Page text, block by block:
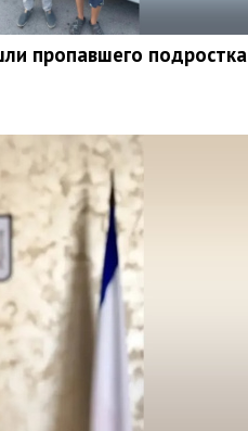
пропавшего подростка